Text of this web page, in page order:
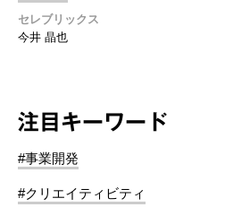
セレブリックス
今井 晶也
注目キーワード
#事業開発
#クリエイティビティ